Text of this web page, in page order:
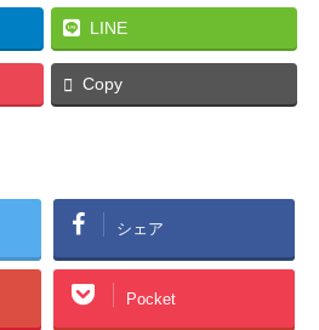
LINE
Copy
シェア
Pocket